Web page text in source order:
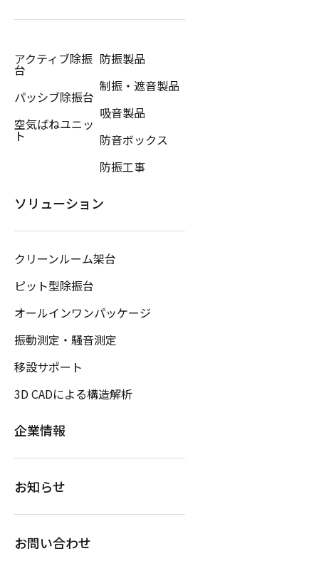
アクティブ除振
台
パッシブ除振台
空気ばねユニッ
ト
防振製品
制振・遮音製品
吸音製品
防音ボックス
防振工事
ソリューション
クリーンルーム架台
ピット型除振台
オールインワンパッケージ
振動測定・騒音測定
移設サポート
3D CADによる構造解析
企業情報
お知らせ
お問い合わせ